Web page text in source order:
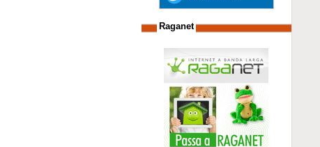
Raganet